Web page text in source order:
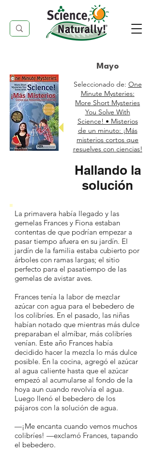
Mayo
Seleccionado de: One
Minute Mysteries:
More Short Mysteries
You Solve With
Science! • Misterios
de un minuto: ¡Más
misterios cortos que
resuelves con ciencias!
Hallando la
solución
La primavera había llegado y las
gemelas Frances y Fiona estaban
contentas de que podrían empezar a
pasar tiempo afuera en su jardín. El
jardín de la familia estaba cubierto por
árboles con ramas largas; el sitio
perfecto para el pasatiempo de las
gemelas de avistar aves.
Frances tenía la labor de mezclar
azúcar con agua para el bebedero de
los colibríes. En el pasado, las niñas
habían notado que mientras más dulce
preparaban el almíbar, más colibríes
venían. Este año Frances había
decidido hacer la mezcla lo más dulce
posible. En la cocina, agregó el azúcar
al agua caliente hasta que el azúcar
empezó al acumularse al fondo de la
hoya aun cuando revolvía el agua.
Luego llenó el bebedero de los
pájaros con la solución de agua.
—¡Me encanta cuando vemos muchos
colibríes! —exclamó Frances, tapando
el bebedero.